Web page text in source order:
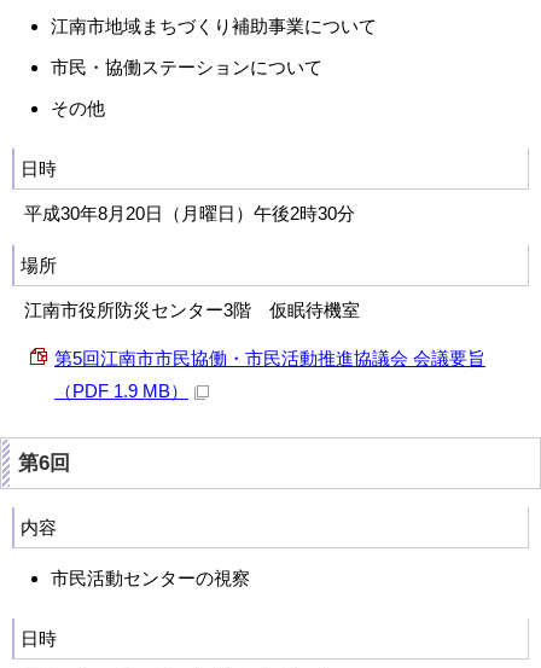
江南市地域まちづくり補助事業について
市民・協働ステーションについて
その他
日時
平成30年8月20日（月曜日）午後2時30分
場所
江南市役所防災センター3階 仮眠待機室
第5回江南市市民協働・市民活動推進協議会 会議要旨
（PDF 1.9 MB）
第6回
内容
市民活動センターの視察
日時